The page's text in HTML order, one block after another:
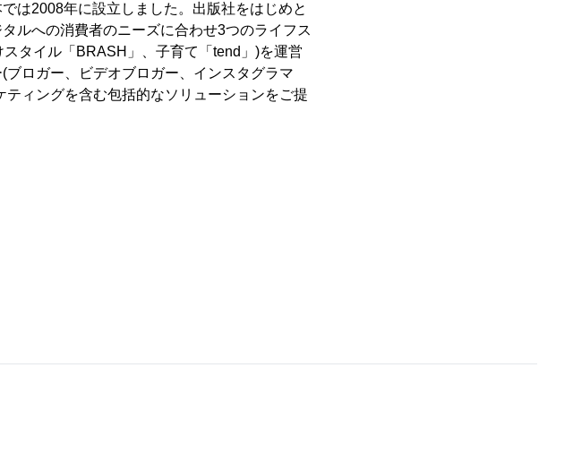
は2008年に設立しました。出版社をはじめと
ルへの消費者のニーズに合わせ3つのライフス
タイル「BRASH」、子育て「tend」)を運営
ロガー、ビデオブロガー、インスタグラマ
ィングを含む包括的なソリューションをご提